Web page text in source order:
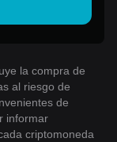
la compra de
al riesgo de
de
informar
criptomoneda